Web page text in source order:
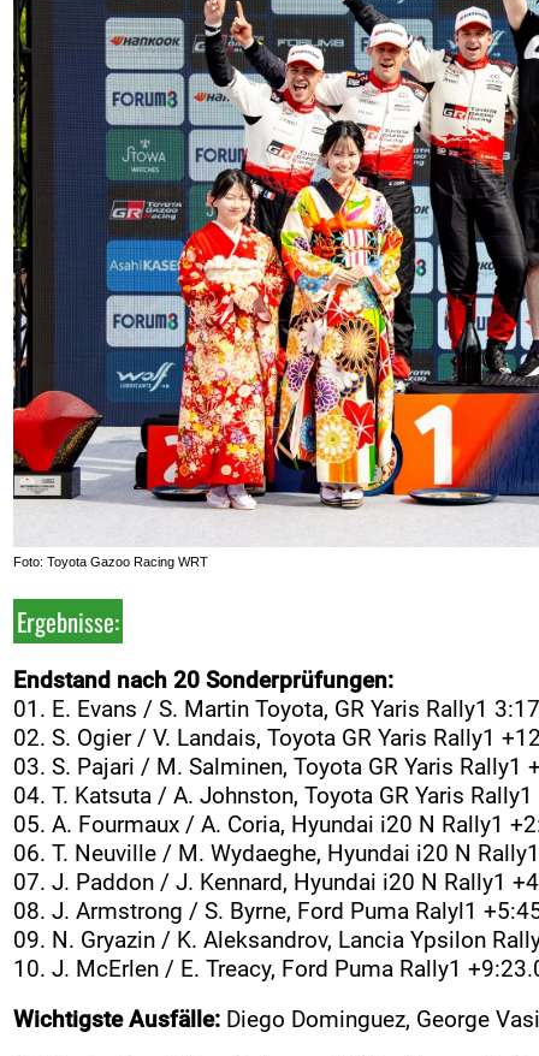
Foto: Toyota Gazoo Racing WRT
Ergebnisse:
Endstand nach 20 Sonderprüfungen:
01. E. Evans / S. Martin Toyota, GR Yaris Rally1
02. S. Ogier / V. Landais, Toyota GR Yaris Rally1
03. S. Pajari / M. Salminen, Toyota GR Yaris Rally1
04. T. Katsuta / A. Johnston, Toyota GR Yaris
05. A. Fourmaux / A. Coria, Hyundai i20 N Rally1
06. T. Neuville / M. Wydaeghe, Hyundai i20 N
07. J. Paddon / J. Kennard, Hyundai i20 N Rally1
08. J. Armstrong / S. Byrne, Ford Puma Ralyl1
09. N. Gryazin / K. Aleksandrov, Lancia Ypsilon
10. J. McErlen / E. Treacy, Ford Puma Rally1
Wichtigste Ausfälle: Diego Dominguez, George